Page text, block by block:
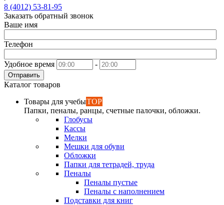
8 (4012) 53-81-95
Заказать обратный звонок
Ваше имя
Телефон
Удобное время -
Отправить
Каталог товаров
Товары для учебыTOP
Папки, пеналы, ранцы, счетные палочки, обложки.
Глобусы
Кассы
Мелки
Мешки для обуви
Обложки
Папки для тетрадей, труда
Пеналы
Пеналы пустые
Пеналы с наполнением
Подставки для книг